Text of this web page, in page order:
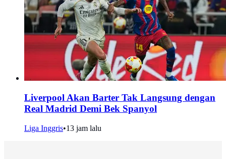
Liverpool Akan Barter Tak Langsung dengan
Real Madrid Demi Bek Spanyol
Liga Inggris•13 jam lalu